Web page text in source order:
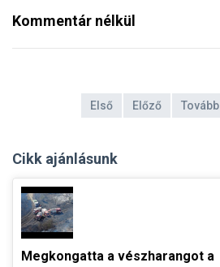
Kommentár nélkül
Első Előző Tovább
Cikk ajánlásunk
Megkongatta a vészharangot a